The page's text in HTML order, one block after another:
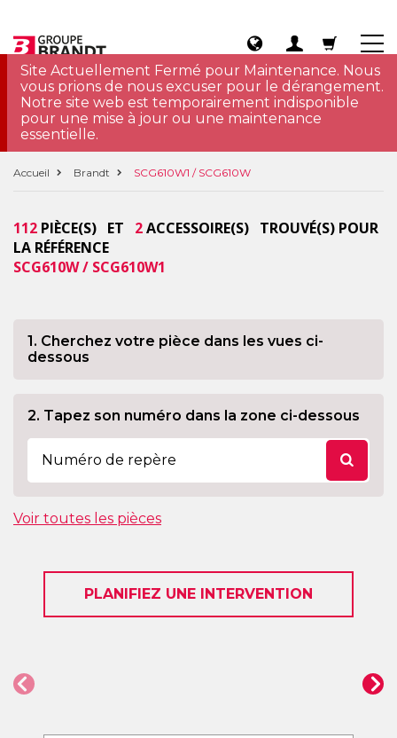
Site Actuellement Fermé pour Maintenance. Nous
vous prions de nous excuser pour le dérangement.
Notre site web est temporairement indisponible
pour une mise à jour ou une maintenance
essentielle.
Accueil Brandt SCG610W1 / SCG610W
112 PIÈCE(S) ET 2ACCESSOIRE(S) TROUVÉ(S) POUR
LA RÉFÉRENCE
SCG610W / SCG610W1
1. Cherchez votre pièce dans les vues ci-
dessous
2. Tapez son numéro dans la zone ci-dessous
Voir toutes les pièces
PLANIFIEZ UNE INTERVENTION